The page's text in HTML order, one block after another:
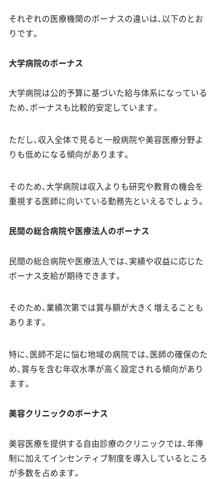
それぞれの医療機関のボーナスの違いは、以下のとお
りです。
大学病院のボーナス
大学病院は公的予算に基づいた給与体系になっている
ため、ボーナスも比較的安定しています。
ただし、収入全体で見ると一般病院や美容医療分野よ
りも低めになる傾向があります。
そのため、大学病院は収入よりも研究や教育の機会を
重視する医師に向いている勤務先といえるでしょう。
民間の総合病院や医療法人のボーナス
民間の総合病院や医療法人では、実績や収益に応じた
ボーナス支給が期待できます。
そのため、業績次第では賞与額が大きく増えることも
あります。
特に、医師不足に悩む地域の病院では、医師の確保のた
め、賞与を含む年収水準が高く設定される傾向があり
ます。
美容クリニックのボーナス
美容医療を提供する自由診療のクリニックでは、年俸
制に加えてインセンティブ制度を導入しているところ
が多数を占めます。